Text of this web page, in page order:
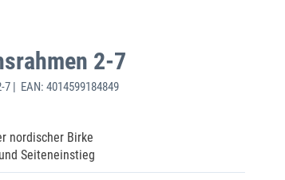
2-7
7 | EAN: 4014599184849
nordischer Birke
Seiteneinstieg